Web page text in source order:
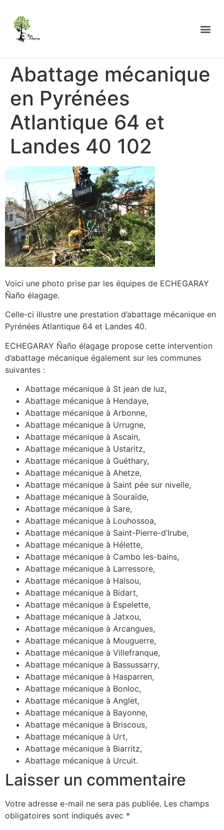
Abattage mécanique
en Pyrénées
Atlantique 64 et
Landes 40 102
Voici une photo prise par les équipes de ECHEGARAY
Ñaño élagage.
Celle-ci illustre une prestation d’abattage mécanique en
Pyrénées Atlantique 64 et Landes 40.
ECHEGARAY Ñaño élagage propose cette intervention
d’abattage mécanique également sur les communes
suivantes :
Abattage mécanique à St jean de luz,
Abattage mécanique à Hendaye,
Abattage mécanique à Arbonne,
Abattage mécanique à Urrugne,
Abattage mécanique à Ascain,
Abattage mécanique à Ustaritz,
Abattage mécanique à Guéthary,
Abattage mécanique à Ahetze,
Abattage mécanique à Saint pée sur nivelle,
Abattage mécanique à Souraïde,
Abattage mécanique à Sare,
Abattage mécanique à Louhossoa,
Abattage mécanique à Saint-Pierre-d’Irube,
Abattage mécanique à Hélette,
Abattage mécanique à Cambo les-bains,
Abattage mécanique à Larressore,
Abattage mécanique à Halsou,
Abattage mécanique à Bidart,
Abattage mécanique à Espelette,
Abattage mécanique à Jatxou,
Abattage mécanique à Arcangues,
Abattage mécanique à Mouguerre,
Abattage mécanique à Villefranque,
Abattage mécanique à Bassussarry,
Abattage mécanique à Hasparren,
Abattage mécanique à Bonloc,
Abattage mécanique à Anglet,
Abattage mécanique à Bayonne,
Abattage mécanique à Briscous,
Abattage mécanique à Urt,
Abattage mécanique à Biarritz,
Abattage mécanique à Urcuit.
Laisser un commentaire
Votre adresse e-mail ne sera pas publiée. Les champs
obligatoires sont indiqués avec *